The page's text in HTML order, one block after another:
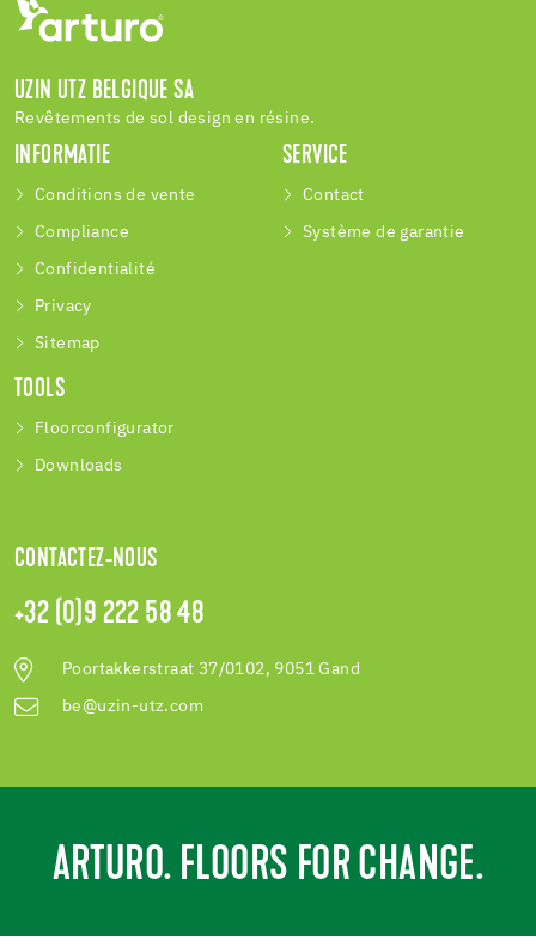
UZIN UTZ BELGIQUE SA
Revêtements de sol design en résine.
INFORMATIE
Conditions de vente
Compliance
Confidentialité
Privacy
Sitemap
SERVICE
Contact
Système de garantie
TOOLS
Floorconfigurator
Downloads
CONTACTEZ-NOUS
+32 (0)9 222 58 48
Poortakkerstraat 37/0102, 9051 Gand
be@uzin-utz.com
ARTURO. FLOORS FOR CHANGE.